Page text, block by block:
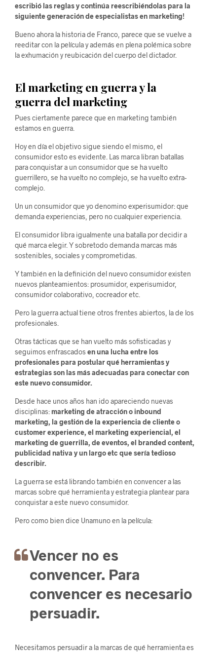
escribió las reglas y continúa reescribiéndolas para la
siguiente generación de especialistas en marketing!
Bueno ahora la historia de Franco, parece que se vuelve a
reeditar con la película y además en plena polémica sobre
la exhumación y reubicación del cuerpo del dictador.
El marketing en guerra y la
guerra del marketing
Pues ciertamente parece que en marketing también
estamos en guerra.
Hoy en día el objetivo sigue siendo el mismo, el
consumidor esto es evidente. Las marca libran batallas
para conquistar a un consumidor que se ha vuelto
guerrillero, se ha vuelto no complejo, se ha vuelto extra-
complejo.
Un un consumidor que yo denomino experisumidor: que
demanda experiencias, pero no cualquier experiencia.
El consumidor libra igualmente una batalla por decidir a
qué marca elegir. Y sobretodo demanda marcas más
sostenibles, sociales y comprometidas.
Y también en la definición del nuevo consumidor existen
nuevos planteamientos: prosumidor, experisumidor,
consumidor colaborativo, cocreador etc.
Pero la guerra actual tiene otros frentes abiertos, la de los
profesionales.
Otras tácticas que se han vuelto más sofisticadas y
seguimos enfrascados en una lucha entre los
profesionales para postular qué herramientas y
estrategias son las más adecuadas para conectar con
este nuevo consumidor.
Desde hace unos años han ido apareciendo nuevas
disciplinas: marketing de atracción o inbound
marketing, la gestión de la experiencia de cliente o
customer experience, el marketing experiencial, el
marketing de guerrilla, de eventos, el branded content,
publicidad nativa y un largo etc que sería tedioso
describir.
La guerra se está librando también en convencer a las
marcas sobre qué herramienta y estrategia plantear para
conquistar a este nuevo consumidor.
Pero como bien dice Unamuno en la película:
Vencer no es
convencer. Para
convencer es necesario
persuadir.
Necesitamos persuadir a la marcas de qué herramienta es